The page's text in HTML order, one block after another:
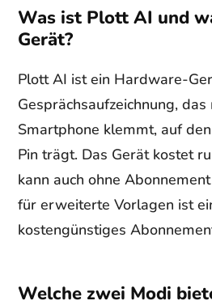
Was ist Plott AI und
Gerät?
Plott AI ist ein Hardware-
Gesprächsaufzeichnung, das
Smartphone klemmt, auf
Pin trägt. Das Gerät kostet
kann auch ohne
für erweiterte Vorlagen ist
kostengünstiges
Welche zwei Modi